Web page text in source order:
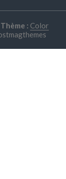
Thème : Color